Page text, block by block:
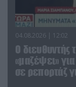
04.08.2026 | 12:02
O διευθυντής
«μαζέψει»
σε ρεπορτάζ